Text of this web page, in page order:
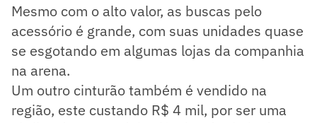
Mesmo com o alto valor, as buscas pelo
acessório é grande, com suas unidades quase
se esgotando em algumas lojas da companhia
na arena.
Um outro cinturão também é vendido na
região, este custando R$ 4 mil, por ser uma